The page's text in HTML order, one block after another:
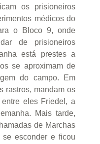
os prisioneiros
médicos do
o Bloco 9, onde
de prisioneiros
está prestes a
se aproximam de
do campo. Em
rastros, mandam os
entre eles Friedel, a
Mais tarde,
de Marchas
esconder e ficou